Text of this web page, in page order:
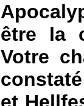
être la
Votre